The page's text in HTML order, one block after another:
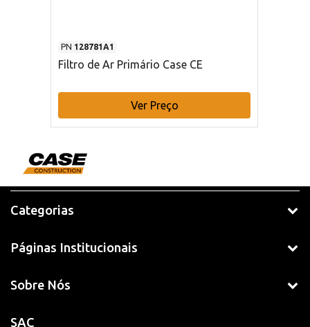
PN 128781A1
Filtro de Ar Primário Case CE
Ver Preço
Categorias
Páginas Institucionais
Sobre Nós
SAC